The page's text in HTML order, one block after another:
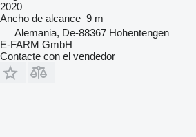
2020
Ancho de alcance 9 m
Alemania, De-88367 Hohentengen
E-FARM GmbH
Contacte con el vendedor